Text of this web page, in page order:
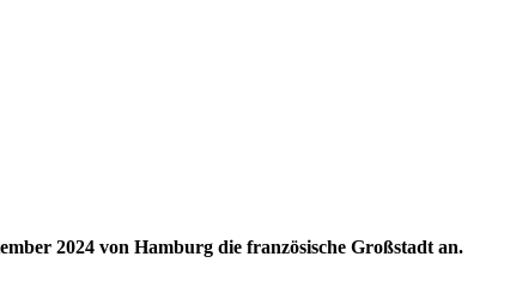
2024 von Hamburg die französische Großstadt an.